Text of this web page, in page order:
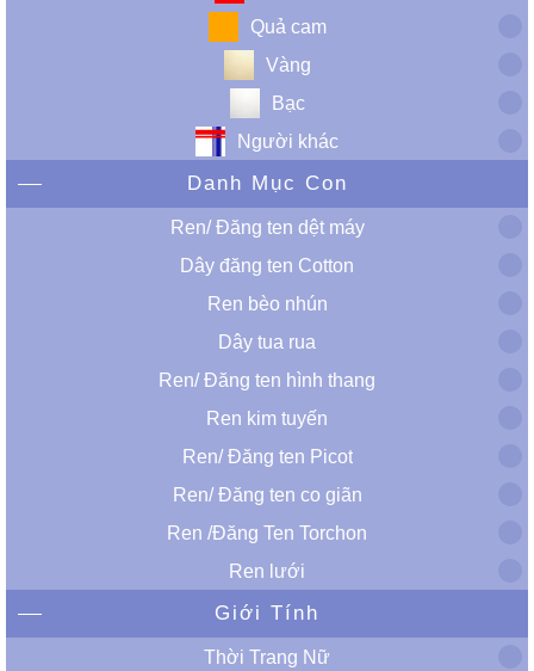
Quả cam
Vàng
Bạc
Người khác
Danh Mục Con
Ren/ Đăng ten dệt máy
Dây đăng ten Cotton
Ren bèo nhún
Dây tua rua
Ren/ Đăng ten hình thang
Ren kim tuyến
Ren/ Đăng ten Picot
Ren/ Đăng ten co giãn
Ren /Đăng Ten Torchon
Ren lưới
Giới Tính
Thời Trang Nữ